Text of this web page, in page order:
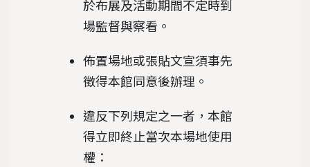
於布展及活動期間不定時到
場監督與察看。
佈置場地或張貼文宣須事先
徵得本館同意後辦理。
違反下列規定之一者，本館
得立即終止當次本場地使用
權：